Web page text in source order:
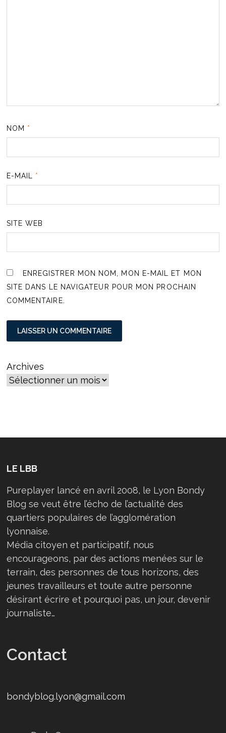
NOM *
E-MAIL *
SITE WEB
ENREGISTRER MON NOM, MON E-MAIL ET MON
SITE DANS LE NAVIGATEUR POUR MON PROCHAIN
COMMENTAIRE.
Archives
LE LBB
Pureplayer lancé en avril 2008, le Lyon Bondy
Blog se veut être l’écho de l’actualité des
quartiers populaires de l’agglomération
lyonnaise.
Média citoyen et participatif, nous
encourageons, par des actions menées sur le
terrain, des personnes de tous horizons, des
jeunes travailleurs et toute autre personne
désirant écrire et pourquoi pas, un jour, devenir
journaliste…
Contact
bondyblog.lyon@gmail.com